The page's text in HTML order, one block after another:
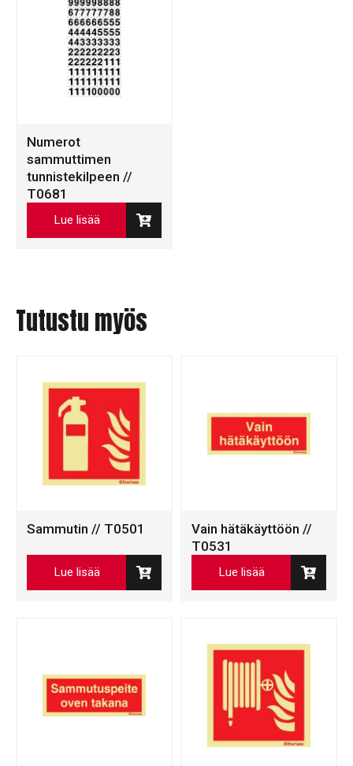
Numerot
sammuttimen
tunnistekilpeen //
T0681
Lue lisää
Tutustu myös
Sammutin // T0501
Lue lisää
Vain hätäkäyttöön //
T0531
Lue lisää